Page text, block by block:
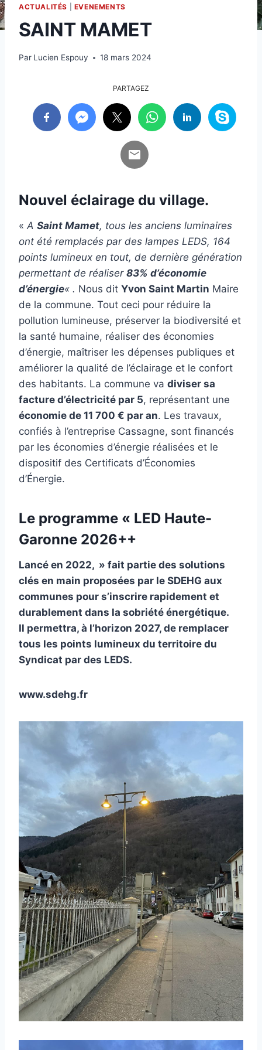
ACTUALITÉS EVENEMENTS
SAINT MAMET
Par Lucien Espouy 18 mars 2024
PARTAGEZ
Nouvel éclairage du village.
« A Saint Mamet, tous les anciens luminaires
ont été remplacés par des lampes LEDS, 164
points lumineux en tout, de dernière génération
permettant de réaliser 83% d’économie
d’énergie« . Nous dit Yvon Saint Martin Maire
de la commune. Tout ceci pour réduire la
pollution lumineuse, préserver la biodiversité et
la santé humaine, réaliser des économies
d’énergie, maîtriser les dépenses publiques et
améliorer la qualité de l’éclairage et le confort
des habitants. La commune va diviser sa
facture d’électricité par 5, représentant une
économie de 11 700 € par an. Les travaux,
confiés à l’entreprise Cassagne, sont financés
par les économies d’énergie réalisées et le
dispositif des Certificats d’Économies
d’Énergie.
Le programme « LED Haute-
Garonne 2026++
Lancé en 2022, » fait partie des solutions
clés en main proposées par le SDEHG aux
communes pour s’inscrire rapidement et
durablement dans la sobriété énergétique.
Il permettra, à l’horizon 2027, de remplacer
tous les points lumineux du territoire du
Syndicat par des LEDS.
www.sdehg.fr